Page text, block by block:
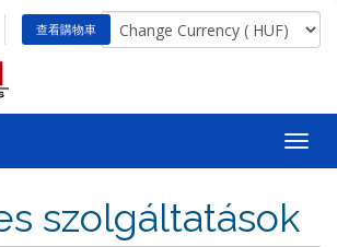
查看購物車
szolgáltatások